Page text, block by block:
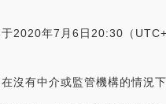
年7月6日20:30（
沒有中介或監管機構的情況